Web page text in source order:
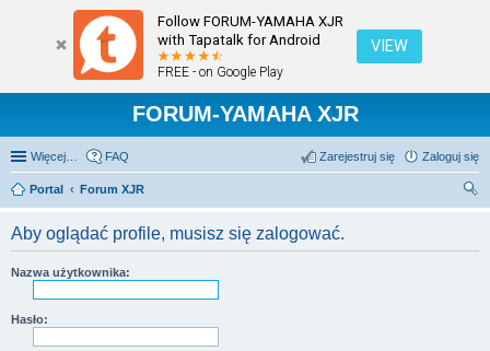
Follow FORUM-YAMAHA XJR
with Tapatalk for Android
FREE - on Google Play
VIEW
FORUM-YAMAHA XJR
Więcej… FAQ Zaloguj się
Zarejestruj się
Portal
Forum XJR
Aby oglądać profile, musisz się zalogować.
Nazwa użytkownika:
Hasło: